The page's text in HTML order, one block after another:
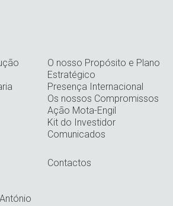
O nosso Propósito e Plano
Estratégico
Presença Internacional
Os nossos Compromissos
Ação Mota-Engil
Kit do Investidor
Comunicados
Contactos